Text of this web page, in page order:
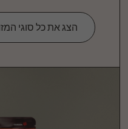
הצג את כל סוגי